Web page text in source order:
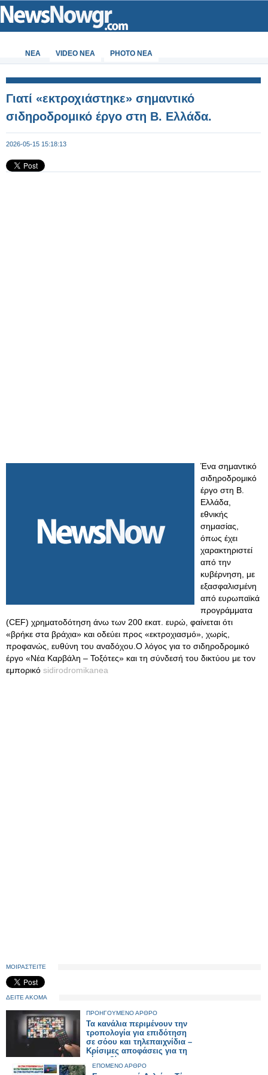
ΝΕΑ VIDEO NEA PHOTO NEA
Γιατί «εκτροχιάστηκε» σημαντικό
σιδηροδρομικό έργο στη Β. Ελλάδα.
2026-05-15 15:18:13
Ένα σημαντικό
σιδηροδρομικό
έργο στη Β.
Ελλάδα,
εθνικής
σημασίας,
όπως έχει
χαρακτηριστεί
από την
κυβέρνηση, με
εξασφαλισμένη
από ευρωπαϊκά
προγράμματα
(CEF) χρηματοδότηση άνω των 200 εκατ. ευρώ, φαίνεται ότι
«βρήκε στα βράχια» και οδεύει προς «εκτροχιασμό», χωρίς,
προφανώς, ευθύνη του αναδόχου.Ο λόγος για το σιδηροδρομικό
έργο «Νέα Καρβάλη – Τοξότες» και τη σύνδεσή του δικτύου με τον
εμπορικό sidirodromikanea
ΜΟΙΡΑΣΤΕΙΤΕ
ΔΕΙΤΕ ΑΚΟΜΑ
ΠΡΟΗΓΟΥΜΕΝΟ ΑΡΘΡΟ
Τα κανάλια περιμένουν την
τροπολογία για επιδότηση
σε σόου και τηλεπαιχνίδια –
Κρίσιμες αποφάσεις για τη
νέα σεζόν
ΕΠΟΜΕΝΟ ΑΡΘΡΟ